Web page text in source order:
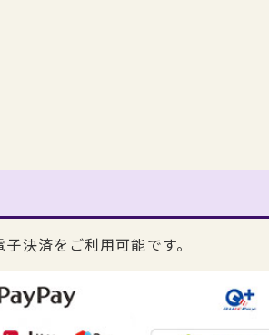
決済をご利用可能です。